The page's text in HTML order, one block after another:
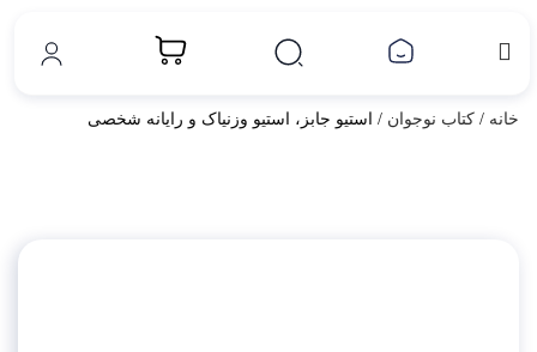
خانه / کتاب نوجوان / استیو جابز، استیو وزنیاک و رایانه شخصی